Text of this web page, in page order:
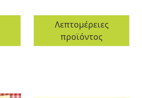
Λεπτομέρειες
προϊόντος